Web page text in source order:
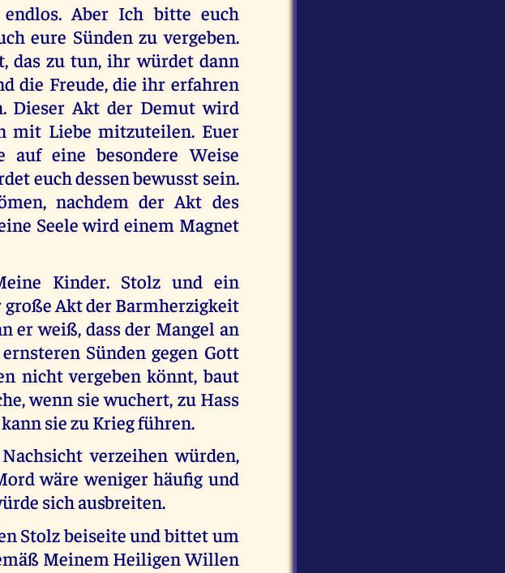
Aber Ich bitte euch
eure Sünden zu vergeben.
das zu tun, ihr würdet dann
die Freude, die ihr erfahren
Dieser Akt der Demut wird
mit Liebe mitzuteilen. Euer
eine besondere Weise
euch dessen bewusst sein.
nachdem der Akt des
Seele wird einem Magnet
Kinder. Stolz und ein
Akt der Barmherzigkeit
er weiß, dass der Mangel an
Sünden gegen Gott
nicht vergeben könnt, baut
wenn sie wuchert, zu Hass
sie zu Krieg führen.
verzeihen würden,
wäre weniger häufig und
sich ausbreiten.
Stolz beiseite und bittet um
Meinem Heiligen Willen